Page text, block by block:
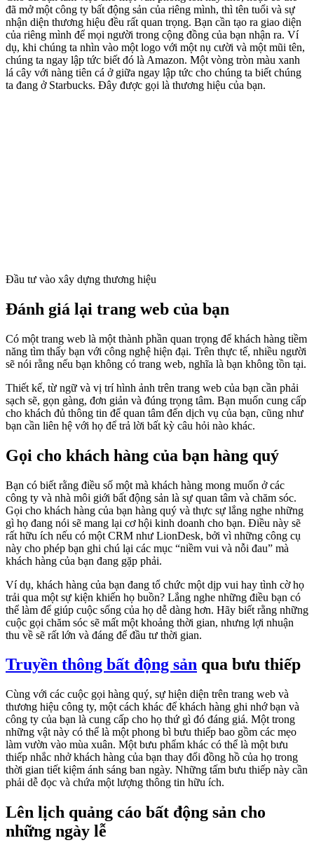
đã mở một công ty bất động sản của riêng mình, thì tên tuổi và sự
nhận diện thương hiệu đều rất quan trọng. Bạn cần tạo ra giao diện
của riêng mình để mọi người trong cộng đồng của bạn nhận ra. Ví
dụ, khi chúng ta nhìn vào một logo với một nụ cười và một mũi tên,
chúng ta ngay lập tức biết đó là Amazon. Một vòng tròn màu xanh
lá cây với nàng tiên cá ở giữa ngay lập tức cho chúng ta biết chúng
ta đang ở Starbucks. Đây được gọi là thương hiệu của bạn.
Đầu tư vào xây dựng thương hiệu
Đánh giá lại trang web của bạn
Có một trang web là một thành phần quan trọng để khách hàng tiềm
năng tìm thấy bạn với công nghệ hiện đại. Trên thực tế, nhiều người
sẽ nói rằng nếu bạn không có trang web, nghĩa là bạn không tồn tại.
Thiết kế, từ ngữ và vị trí hình ảnh trên trang web của bạn cần phải
sạch sẽ, gọn gàng, đơn giản và đúng trọng tâm. Bạn muốn cung cấp
cho khách đủ thông tin để quan tâm đến dịch vụ của bạn, cũng như
bạn cần liên hệ với họ để trả lời bất kỳ câu hỏi nào khác.
Gọi cho khách hàng của bạn hàng quý
Bạn có biết rằng điều số một mà khách hàng mong muốn ở các
công ty và nhà môi giới bất động sản là sự quan tâm và chăm sóc.
Gọi cho khách hàng của bạn hàng quý và thực sự lắng nghe những
gì họ đang nói sẽ mang lại cơ hội kinh doanh cho bạn. Điều này sẽ
rất hữu ích nếu có một CRM như LionDesk, bởi vì những công cụ
này cho phép bạn ghi chú lại các mục “niềm vui và nỗi đau” mà
khách hàng của bạn đang gặp phải.
Ví dụ, khách hàng của bạn đang tổ chức một dịp vui hay tình cờ họ
trải qua một sự kiện khiến họ buồn? Lắng nghe những điều bạn có
thể làm để giúp cuộc sống của họ dễ dàng hơn. Hãy biết rằng những
cuộc gọi chăm sóc sẽ mất một khoảng thời gian, nhưng lợi nhuận
thu về sẽ rất lớn và đáng để đầu tư thời gian.
Truyền thông bất động sản qua bưu thiếp
Cùng với các cuộc gọi hàng quý, sự hiện diện trên trang web và
thương hiệu công ty, một cách khác để khách hàng ghi nhớ bạn và
công ty của bạn là cung cấp cho họ thứ gì đó đáng giá. Một trong
những vật này có thể là một phong bì bưu thiếp bao gồm các mẹo
làm vườn vào mùa xuân. Một bưu phẩm khác có thể là một bưu
thiếp nhắc nhở khách hàng của bạn thay đổi đồng hồ của họ trong
thời gian tiết kiệm ánh sáng ban ngày. Những tấm bưu thiếp này cần
phải dễ đọc và chứa một lượng thông tin hữu ích.
Lên lịch quảng cáo bất động sản cho
những ngày lễ